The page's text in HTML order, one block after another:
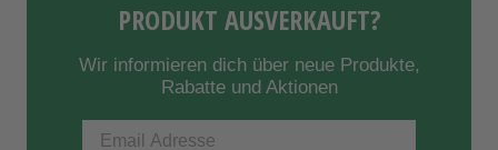
PRODUKT AUSVERKAUFT?
Wir informieren dich über neue Produkte,
Rabatte und Aktionen